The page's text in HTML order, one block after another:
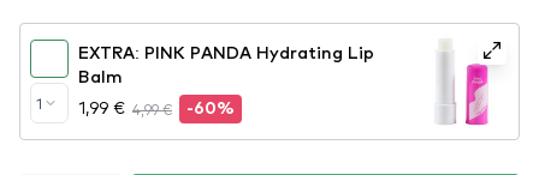
1
EXTRA: PINK PANDA Hydrating Lip
Balm
1,99 € 4,99 € -60%